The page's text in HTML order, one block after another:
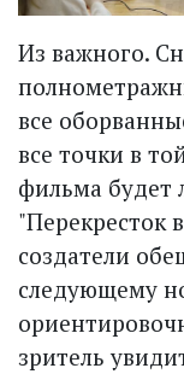
Из важного.
все
все точки в
фильма будет
"Перекресток
создатели
следующему
зритель